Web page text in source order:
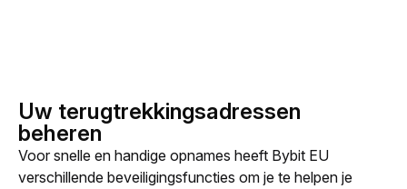
Uw terugtrekkingsadressen
beheren
Voor snelle en handige opnames heeft Bybit EU
verschillende beveiligingsfuncties om je te helpen je